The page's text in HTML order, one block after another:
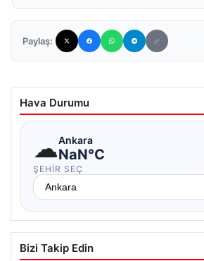
Paylaş:
Hava Durumu
☁Ankara
NaN°C
ŞEHIR SEÇ
Bizi Takip Edin